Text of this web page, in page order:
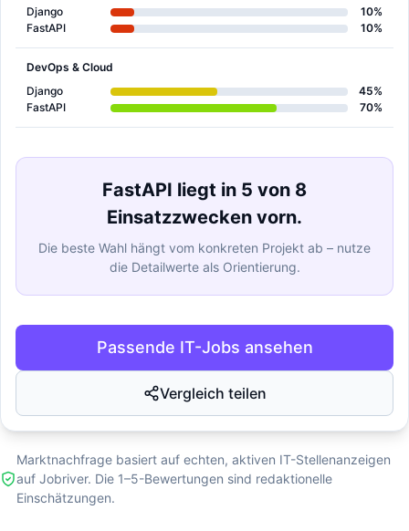
Django
10%
FastAPI
10%
DevOps & Cloud
Django
45%
FastAPI
70%
FastAPI liegt in 5 von 8
Einsatzzwecken vorn.
Die beste Wahl hängt vom konkreten Projekt ab – nutze
die Detailwerte als Orientierung.
Passende IT-Jobs ansehen
Vergleich teilen
Marktnachfrage basiert auf echten, aktiven IT-Stellenanzeigen
auf Jobriver. Die 1–5-Bewertungen sind redaktionelle
Einschätzungen.